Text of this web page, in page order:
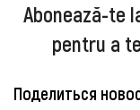
Abonează-te
pentru a
Поделиться